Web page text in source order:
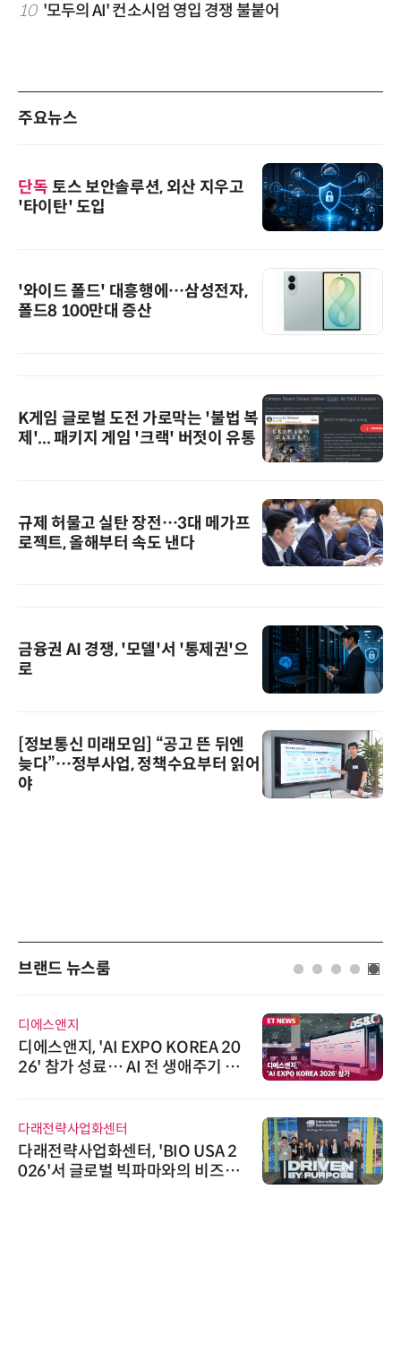
10 '모두의 AI' 컨소시엄 영입 경쟁 불붙어
주요뉴스
단독 토스 보안솔루션, 외산 지우고
'타이탄' 도입
'와이드 폴드' 대흥행에…삼성전자,
폴드8 100만대 증산
K게임 글로벌 도전 가로막는 '불법 복
제'... 패키지 게임 '크랙' 버젓이 유통
규제 허물고 실탄 장전…3대 메가프
로젝트, 올해부터 속도 낸다
금융권 AI 경쟁, '모델'서 '통제권'으
로
[정보통신 미래모임] “공고 뜬 뒤엔
늦다”…정부사업, 정책수요부터 읽어
야
브랜드 뉴스룸
디에스앤지
디에스앤지, 'AI EXPO KOREA 20
26' 참가 성료… AI 전 생애주기 아
다래전략사업화센터
다래전략사업화센터, 'BIO USA 2
026'서 글로벌 빅파마와의 비즈니